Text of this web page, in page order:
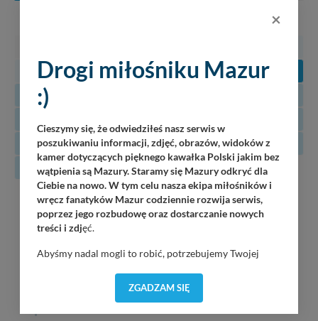
N
4 5 6 8
10
24
25 26 27 28 29
31
09
08.2026
Jazz Friends
Wilkasy / Port Resort Niegocin / 19:30
Duet Jak Widać
Wilkasy / Port AZS Wilkasy / 21:00
Szkutnicy Dźwięków
×
Drogi miłośniku Mazur
:)
Cieszymy się, że odwiedziłeś nasz serwis w
poszukiwaniu informacji, zdjęć, obrazów, widoków z
kamer dotyczących pięknego kawałka Polski jakim bez
wątpienia są Mazury. Staramy się Mazury odkryć dla
Ciebie na nowo. W tym celu nasza ekipa miłośników i
wręcz fanatyków Mazur codziennie rozwija serwis,
poprzez jego rozbudowę oraz dostarczanie nowych
treści i zdjęć.
Abyśmy nadal mogli to robić, potrzebujemy Twojej
dostosować do Twoich preferencji. Twoje dane (w tym
pliki cookies) będą zapisywane w celu usprawnienia
ZGADZAM SIĘ